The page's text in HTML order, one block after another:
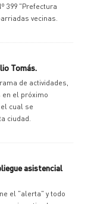
399 "Prefectura
vecinas.
Tomás.
de actividades,
el próximo
cual se
ciudad.
asistencial
el "alerta" y todo